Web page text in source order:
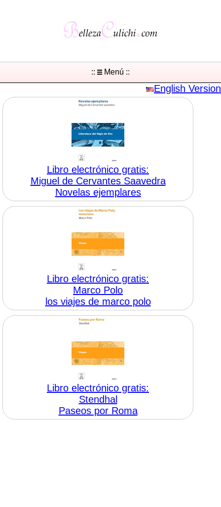
:: Menú ::
English Version
Libro electrónico gratis:
Miguel de Cervantes Saavedra
Novelas ejemplares
Libro electrónico gratis:
Marco Polo
los viajes de marco polo
Libro electrónico gratis:
Stendhal
Paseos por Roma